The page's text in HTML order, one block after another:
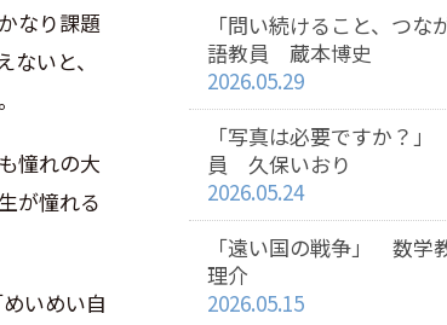
なり課題
いと、
憧れの大
が憧れる
いめい自
「問い続けること、つな
語教員 蔵本博史
2026.05.29
「写真は必要ですか？
員 久保いおり
2026.05.24
「遠い国の戦争」 数
理介
2026.05.15